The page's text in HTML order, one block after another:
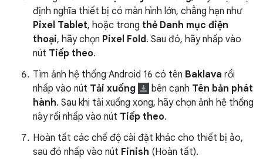
định nghĩa thiết bị có màn hình lớn, chẳng hạn như
Pixel Tablet, hoặc trong thẻ Danh mục điện
thoại, hãy chọn Pixel Fold. Sau đó, hãy nhấp vào
nút Tiếp theo.
Tìm ảnh hệ thống Android 16 có tên Baklava rồi
nhấp vào nút Tải xuống bên cạnh Tên bản phát
hành. Sau khi tải xuống xong, hãy chọn ảnh hệ thống
này rồi nhấp vào nút Tiếp theo.
Hoàn tất các chế độ cài đặt khác cho thiết bị ảo,
sau đó nhấp vào nút Finish (Hoàn tất).